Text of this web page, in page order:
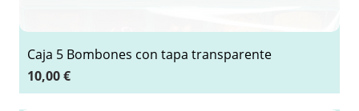
Caja 5 Bombones con tapa transparente
Precio
10,00 €